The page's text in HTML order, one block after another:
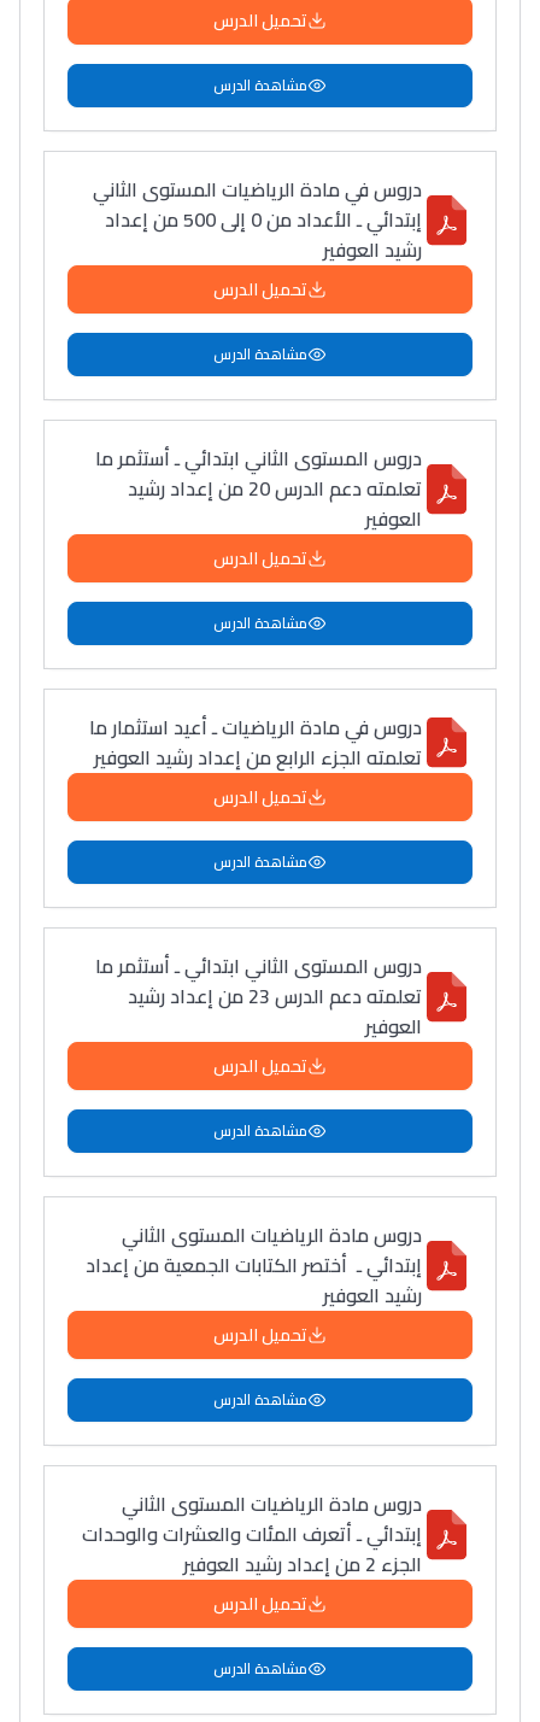
تحميل الدرس
مشاهدة الدرس
دروس في مادة الرياضيات المستوى الثاني
إبتدائي ـ الأعداد من 0 إلى 500 من إعداد
رشيد العوفير
تحميل الدرس
مشاهدة الدرس
دروس المستوى الثاني ابتدائي ـ أستثمر ما
تعلمته دعم الدرس 20 من إعداد رشيد
العوفير
تحميل الدرس
مشاهدة الدرس
دروس في مادة الرياضيات ـ أعيد استثمار ما
تعلمته الجزء الرابع من إعداد رشيد العوفير
تحميل الدرس
مشاهدة الدرس
دروس المستوى الثاني ابتدائي ـ أستثمر ما
تعلمته دعم الدرس 23 من إعداد رشيد
العوفير
تحميل الدرس
مشاهدة الدرس
دروس مادة الرياضيات المستوى الثاني
إبتدائي ـ أختصر الكتابات الجمعية من إعداد
رشيد العوفير
تحميل الدرس
مشاهدة الدرس
دروس مادة الرياضيات المستوى الثاني
إبتدائي ـ أتعرف المئات والعشرات والوحدات
الجزء 2 من إعداد رشيد العوفير
تحميل الدرس
مشاهدة الدرس